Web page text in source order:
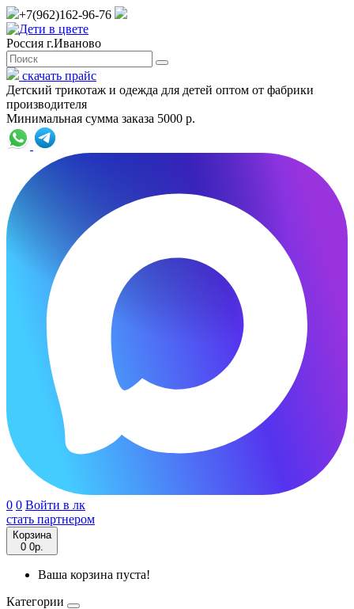
+7(962)162-96-76
Россия г.Иваново
скачать прайс
Детский трикотаж и одежда для детей оптом от фабрики
производителя
Минимальная сумма заказа 5000 р.
0 0 Войти в лк
стать партнером
Корзина
0 0р.
Ваша корзина пуста!
Категории